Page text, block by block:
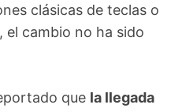
clásicas de teclas o
el cambio no ha sido
que la llegada